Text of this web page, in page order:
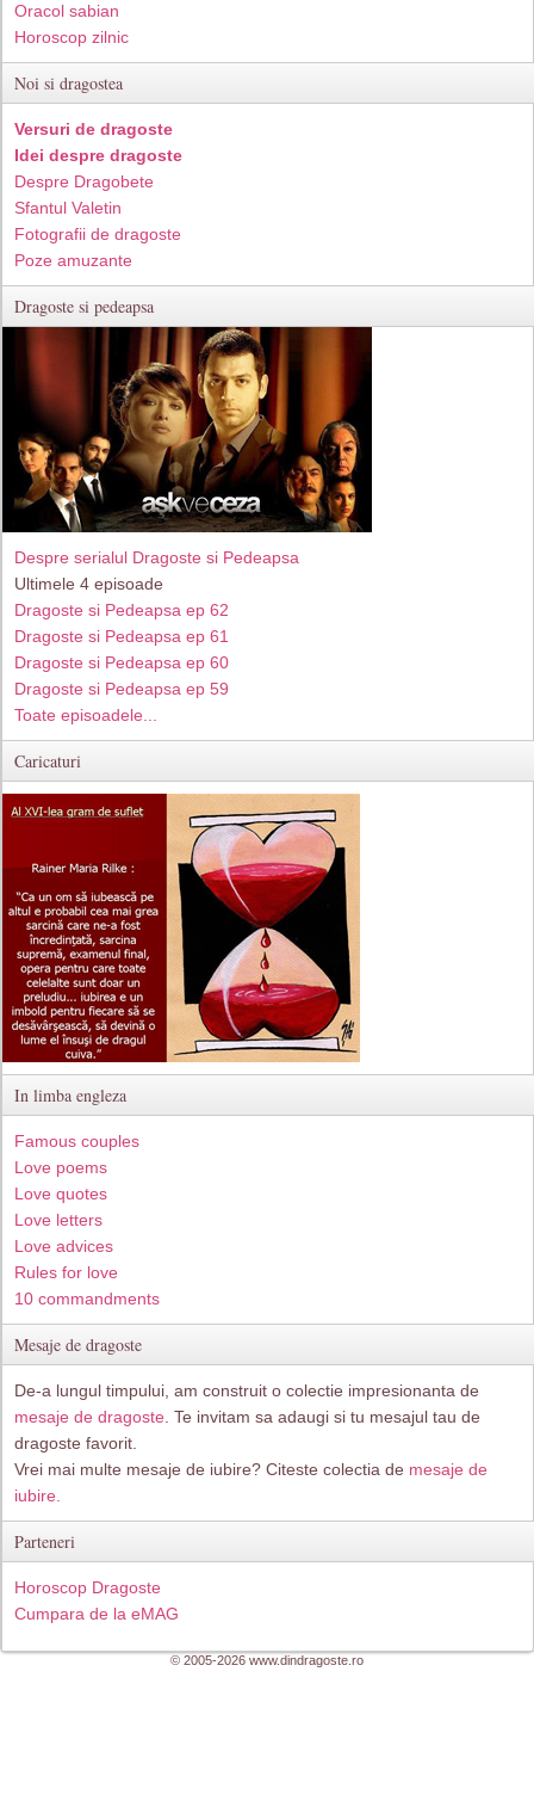
Oracol sabian
Horoscop zilnic
Noi si dragostea
Versuri de dragoste
Idei despre dragoste
Despre Dragobete
Sfantul Valetin
Fotografii de dragoste
Poze amuzante
Dragoste si pedeapsa
Despre serialul Dragoste si Pedeapsa
Ultimele 4 episoade
Dragoste si Pedeapsa ep 62
Dragoste si Pedeapsa ep 61
Dragoste si Pedeapsa ep 60
Dragoste si Pedeapsa ep 59
Toate episoadele...
Caricaturi
In limba engleza
Famous couples
Love poems
Love quotes
Love letters
Love advices
Rules for love
10 commandments
Mesaje de dragoste
De-a lungul timpului, am construit o colectie impresionanta de
mesaje de dragoste . Te invitam sa adaugi si tu mesajul tau de
dragoste favorit.
Vrei mai multe mesaje de iubire? Citeste colectia de mesaje de
iubire.
Parteneri
Horoscop Dragoste
Cumpara de la eMAG
© 2005-2026 www.dindragoste.ro